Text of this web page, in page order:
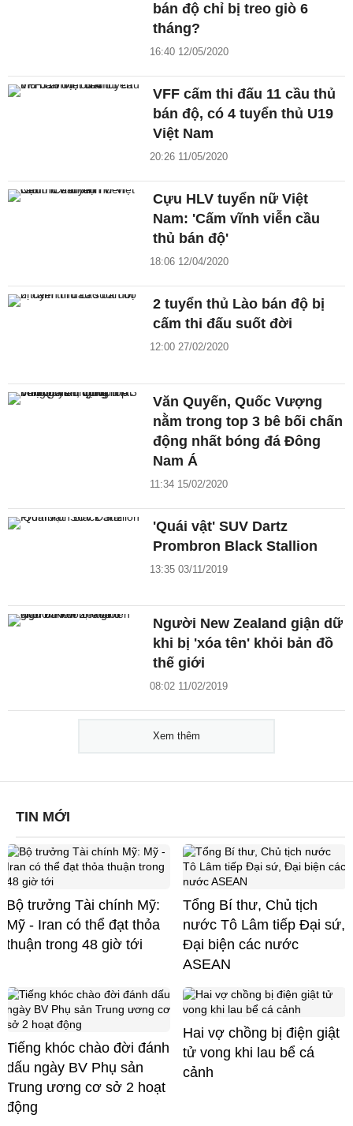
bán độ chỉ bị treo giò 6
tháng?
16:40 12/05/2020
VFF cấm thi đấu 11 cầu thủ
bán độ, có 4 tuyển thủ U19
Việt Nam
20:26 11/05/2020
Cựu HLV tuyển nữ Việt
Nam: 'Cấm vĩnh viễn cầu
thủ bán độ'
18:06 12/04/2020
2 tuyển thủ Lào bán độ bị
cấm thi đấu suốt đời
12:00 27/02/2020
Văn Quyến, Quốc Vượng
nằm trong top 3 bê bối chấn
động nhất bóng đá Đông
Nam Á
11:34 15/02/2020
'Quái vật' SUV Dartz
Prombron Black Stallion
13:35 03/11/2019
Người New Zealand giận dữ
khi bị 'xóa tên' khỏi bản đồ
thế giới
08:02 11/02/2019
Xem thêm
TIN MỚI
Bộ trưởng Tài chính Mỹ:
Mỹ - Iran có thể đạt thỏa
thuận trong 48 giờ tới
Tổng Bí thư, Chủ tịch
nước Tô Lâm tiếp Đại sứ,
Đại biện các nước
ASEAN
Tiếng khóc chào đời đánh
dấu ngày BV Phụ sản
Trung ương cơ sở 2 hoạt
động
Hai vợ chồng bị điện giật
tử vong khi lau bể cá
cảnh